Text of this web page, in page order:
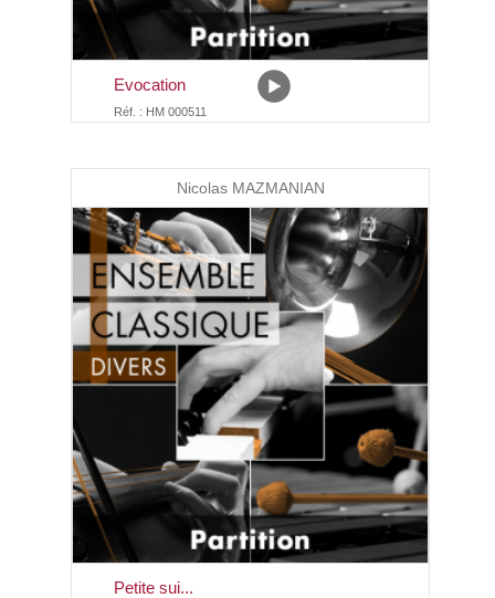
Evocation
Réf. : HM 000511
Nicolas MAZMANIAN
Petite sui...